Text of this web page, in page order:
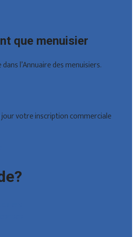
que menuisier
l’Annuaire des menuisiers.
votre inscription commerciale